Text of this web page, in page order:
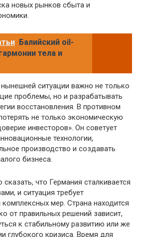
новых рынков сбыта и
Балийский oil-
тела и
ситуации важно не только
проблемы, но и разрабатывать
восстановления. В противном
не только экономическую
инвесторов». Он советует
технологии,
производство и создавать
бизнеса.
что Германия сталкивается
и ситуация требует
мер. Страна находится
от правильных решений зависит,
к стабильному развитию или же
глубокого кризиса. Время для